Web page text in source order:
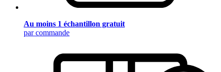
Au moins 1 échantillon gratuit
par commande